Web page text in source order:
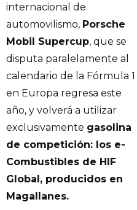
internacional de
automovilismo, Porsche
Mobil Supercup, que se
disputa paralelamente al
calendario de la Fórmula 1
en Europa regresa este
año, y volverá a utilizar
exclusivamente gasolina
de competición: los e-
Combustibles de HIF
Global, producidos en
Magallanes.